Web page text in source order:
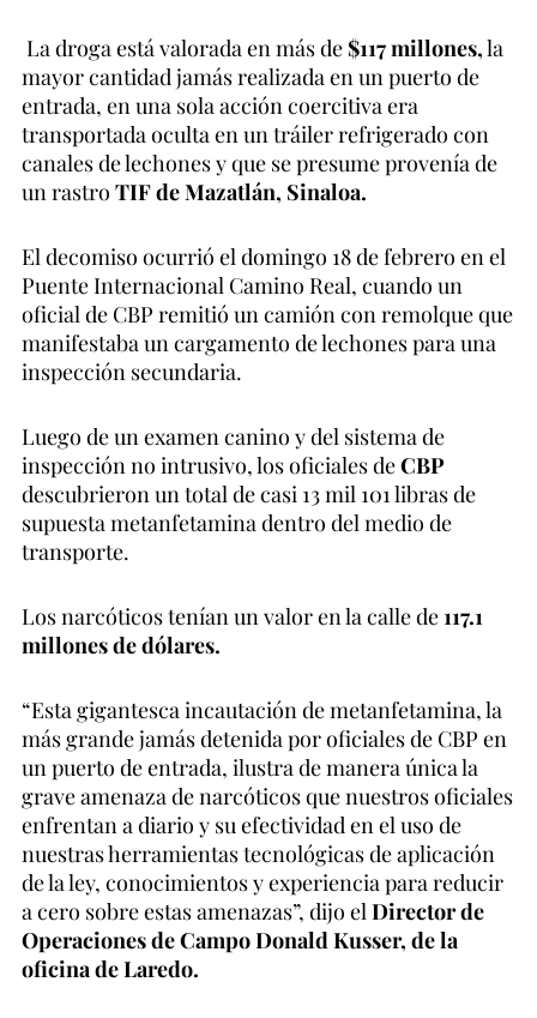
La droga está valorada en más de $117 millones,la
mayor cantidad jamás realizada en un puerto de
entrada, en una sola acción coercitiva era
transportada oculta en un tráiler refrigerado con
canales de lechones y que se presume provenía de
un rastro TIF de Mazatlán, Sinaloa.
El decomiso ocurrió el domingo 18 de febrero en el
Puente Internacional Camino Real, cuando un
oficial de CBP remitió un camión con remolque que
manifestaba un cargamento de lechones para una
inspección secundaria.
Luego de un examen canino y del sistema de
inspección no intrusivo, los oficiales deCBP
descubrieron un total de casi 13 mil 101 libras de
supuesta metanfetamina dentro del medio de
transporte.
Los narcóticos tenían un valor en la calle de117.1
millones de dólares.
“Esta gigantesca incautación de metanfetamina, la
más grande jamás detenida por oficiales de CBP en
un puerto de entrada, ilustra de manera única la
grave amenaza de narcóticos que nuestros oficiales
enfrentan a diario y su efectividad en el uso de
nuestras herramientas tecnológicas de aplicación
de la ley, conocimientos y experiencia para reducir
a cero sobre estas amenazas”, dijo elDirector de
Operaciones de Campo Donald Kusser, de la
oficina de Laredo.